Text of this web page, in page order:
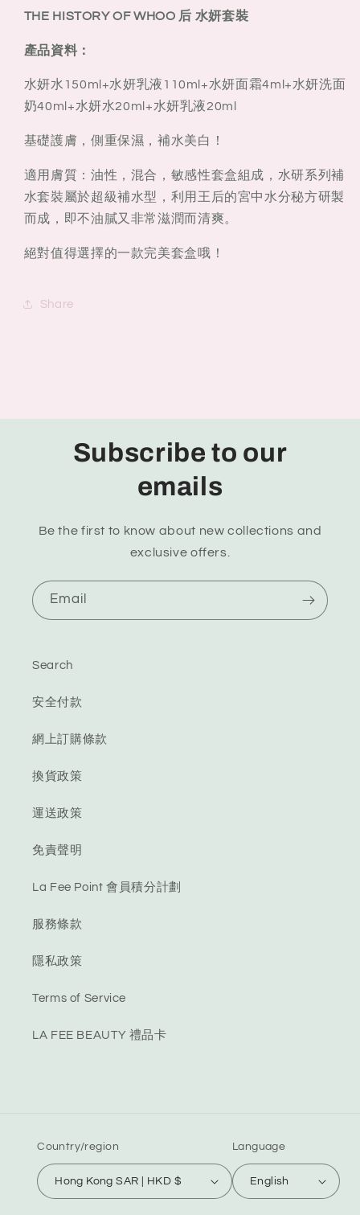
3
件
套
3
THE HISTORY OF WHOO 后 水妍套裝
產品資料：
水妍水150ml+水妍乳液110ml+水妍面霜4ml+水妍洗面
奶40ml+水妍水20ml+水妍乳液20ml
基礎護膚，側重保濕，補水美白！
適用膚質：油性，混合，敏感性套盒組成，水研系列補
水套裝屬於超級補水型，利用王后的宮中水分秘方研製
而成，即不油膩又非常滋潤而清爽。
絕對值得選擇的一款完美套盒哦！
Share
Subscribe to our
emails
Be the first to know about new collections and
exclusive offers.
Email
Search
安全付款
網上訂購條款
換貨政策
運送政策
免責聲明
La Fee Point 會員積分計劃
服務條款
隱私政策
Terms of Service
LA FEE BEAUTY 禮品卡
Country/region
Hong Kong SAR | HKD $
Language
English